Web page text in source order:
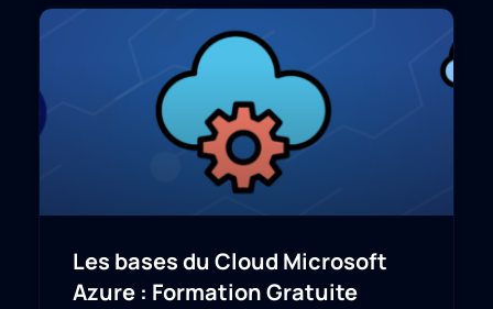
Les bases du Cloud Microsoft
Azure : Formation Gratuite